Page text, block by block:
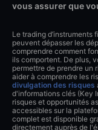
vous assurer que
Le trading d’instruments
peuvent dépasser les
comprendre comment
ils comportent. De plus,
permettre de prendre un
aider à comprendre les
divulgation des risques
d'informations clés (Key
risques et opportunités
accessibles sur la
complet est disponible
directement auprès de